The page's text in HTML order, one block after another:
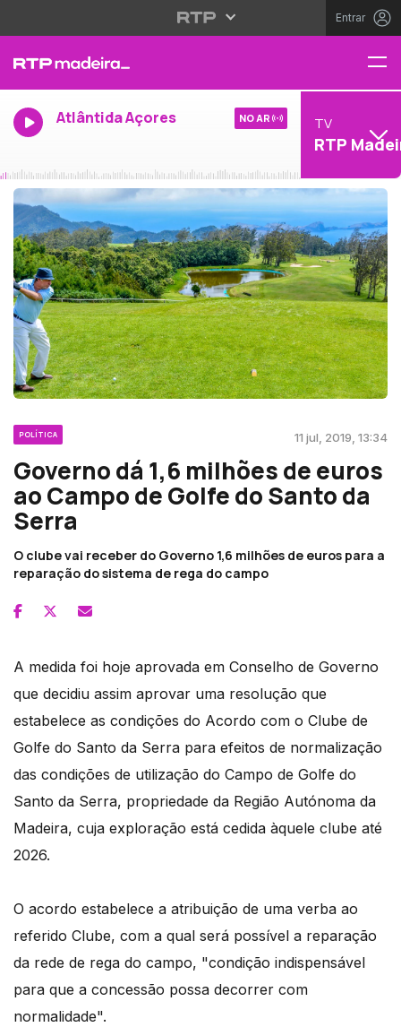
Entrar
Atlântida Açores NO AR TV
RTP
POLÍTICA 11 jul, 2019, 13:34
Governo dá 1,6 milhões de euros
ao Campo de Golfe do Santo da
Serra
O clube vai receber do Governo 1,6 milhões de euros para a
reparação do sistema de rega do campo
A medida foi hoje aprovada em Conselho de Governo
que decidiu assim aprovar uma resolução que
estabelece as condições do Acordo com o Clube de
Golfe do Santo da Serra para efeitos de normalização
das condições de utilização do Campo de Golfe do
Santo da Serra, propriedade da Região Autónoma da
Madeira, cuja exploração está cedida àquele clube até
2026.
O acordo estabelece a atribuição de uma verba ao
referido Clube, com a qual será possível a reparação
da rede de rega do campo, "condição indispensável
para que a concessão possa decorrer com
normalidade".